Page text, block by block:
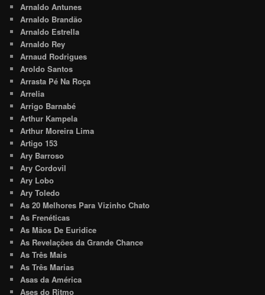
Arnaldo Antunes
Arnaldo Brandão
Arnaldo Estrella
Arnaldo Rey
Arnaud Rodrigues
Aroldo Santos
Arrasta Pé Na Roça
Arrelia
Arrigo Barnabé
Arthur Kampela
Arthur Moreira Lima
Artigo 153
Ary Barroso
Ary Cordovil
Ary Lobo
Ary Toledo
As 20 Melhores Para Vizinho Chato
As Frenéticas
As Mãos De Euridice
As Revelações da Grande Chance
As Três Mais
As Três Marias
Asas da América
Ases do Ritmo